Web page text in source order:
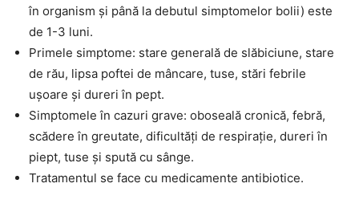
în organism și până la debutul simptomelor bolii) este
de 1-3 luni.
Primele simptome: stare generală de slăbiciune, stare
de rău, lipsa poftei de mâncare, tuse, stări febrile
ușoare și dureri în pept.
Simptomele în cazuri grave: oboseală cronică, febră,
scădere în greutate, dificultăți de respirație, dureri în
piept, tuse și spută cu sânge.
Tratamentul se face cu medicamente antibiotice.